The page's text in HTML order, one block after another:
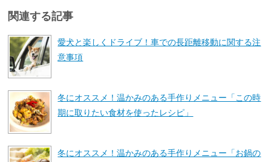
関連する記事
愛犬と楽しくドライブ！車での長距離移動に関する注
意事項
冬にオススメ！温かみのある手作りメニュー「この時
期に取りたい食材を使ったレシピ」
冬にオススメ！温かみのある手作りメニュー「お鍋の